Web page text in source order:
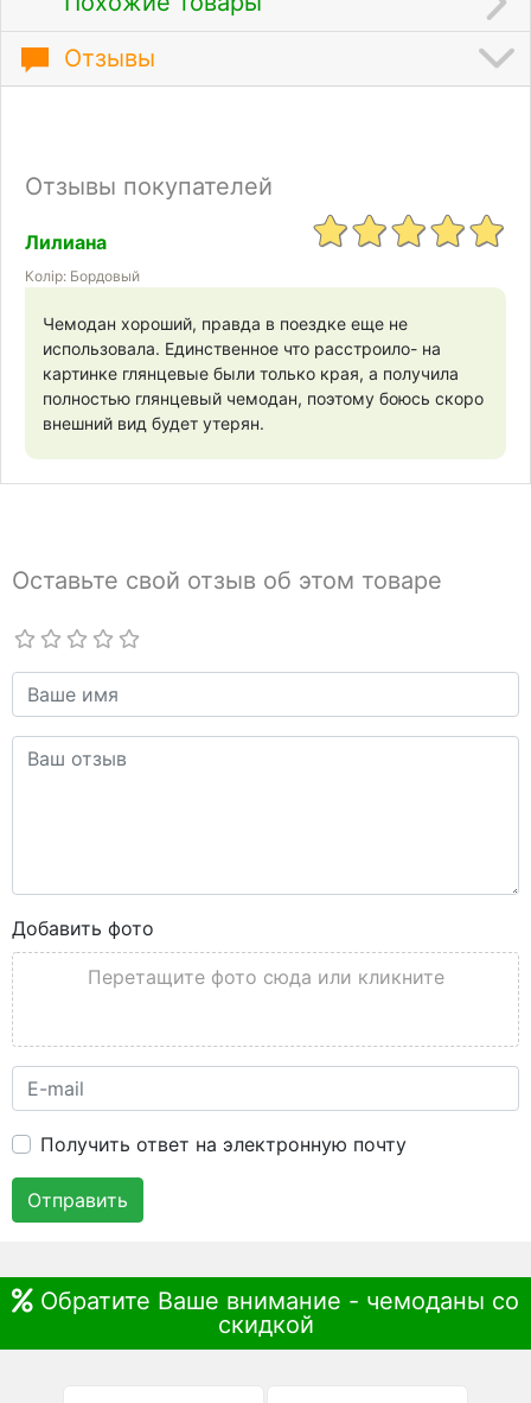
Отзывы
Отзывы покупателей
Лилиана
Колір: Бордовый
Чемодан хороший, правда в поездке еще не
использовала. Единственное что расстроило- на
картинке глянцевые были только края, а получила
полностью глянцевый чемодан, поэтому боюсь скоро
внешний вид будет утерян.
Оставьте свой отзыв об этом товаре
Добавить фото
Перетащите фото сюда или кликните
Получить ответ на электронную почту
Отправить
Обратите Ваше внимание - чемоданы со
скидкой